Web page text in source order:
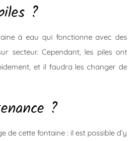
?
à eau qui fonctionne avec des
secteur. Cependant, les piles ont
et il faudra les changer de
?
de cette fontaine : il est possible d’y